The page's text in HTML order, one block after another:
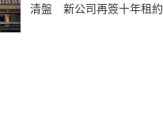
清盤 新公司再簽十年租約